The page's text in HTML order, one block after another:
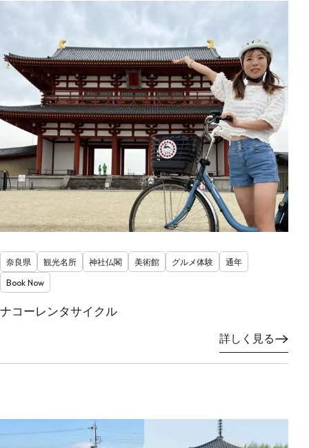
奈良県 観光名所 神社仏閣 美術館 グルメ体験
通年
Book Now
ナコーレンタサイクル
詳しく見る